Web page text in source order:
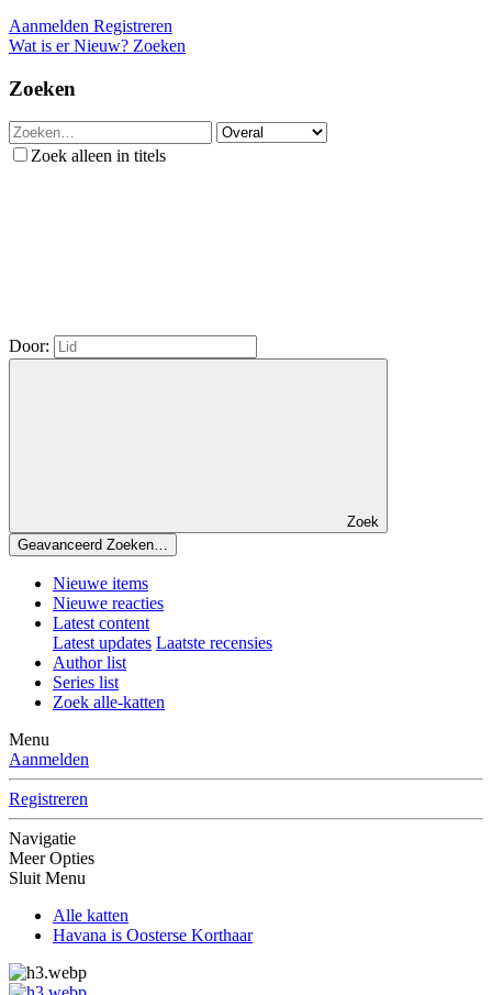
Aanmelden Registreren
Wat is er Nieuw? Zoeken
Zoeken
Zoek alleen in titels
Door:
Zoek
Geavanceerd Zoeken…
Nieuwe items
Nieuwe reacties
Latest content
Latest updates Laatste recensies
Author list
Series list
Zoek alle-katten
Menu
Aanmelden
Registreren
Navigatie
Meer Opties
Sluit Menu
Alle katten
Havana is Oosterse Korthaar